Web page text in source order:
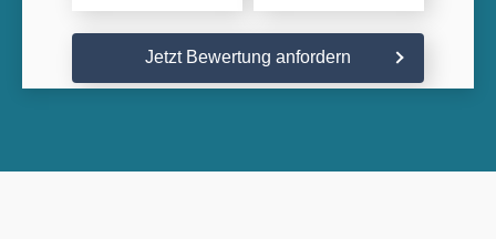
Jetzt Bewertung anfordern